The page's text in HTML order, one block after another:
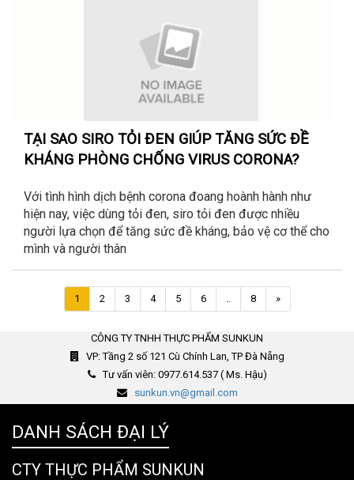
TẠI SAO SIRO TỎI ĐEN GIÚP TĂNG SỨC ĐỀ
KHÁNG PHÒNG CHỐNG VIRUS CORONA?
Với tình hình dịch bệnh corona đoang hoành hành như
hiện nay, việc dùng tỏi đen, siro tỏi đen được nhiều
người lựa chọn để tăng sức đề kháng, bảo vệ cơ thể cho
mình và người thân
1 2 3 4 5 6 8 »Trang
kế
CÔNG TY TNHH THỰC PHẨM SUNKUN
VP: Tầng 2 số 121 Cù Chính Lan, TP Đà Nẵng
Tư vấn viên: 0977.614.537 ( Ms. Hậu)
sunkun.vn@gmail.com
DANH SÁCH ĐẠI LÝ
CTY THỰC PHẨM SUNKUN